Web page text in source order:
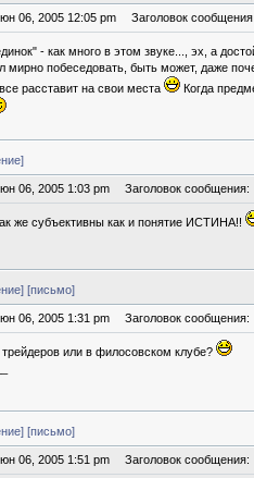
06, 2005 12:05 pm Заголовок
- как много в этом звуке..., эх, а
побеседовать, быть может, даже
расставит на свои места
Когда
06, 2005 1:03 pm Заголовок сообщения:
же субъективны как и понятие ИСТИНА!!
[письмо]
06, 2005 1:31 pm Заголовок сообщения:
или в филосовском клубе?
[письмо]
06, 2005 1:51 pm Заголовок сообщения: